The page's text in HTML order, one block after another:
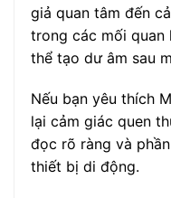
giả quan tâm đến
trong các mối quan
thể tạo dư âm sau
Nếu bạn yêu thích
lại cảm giác quen
đọc rõ ràng và
thiết bị di động.